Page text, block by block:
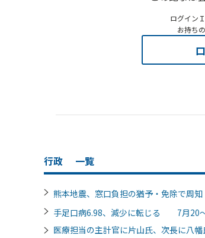
ログイン
お持ち
行政 一覧
熊本地震、窓口負担の猶予・免除で周
手足口病6.98、減少に転じる 7月20
医療担当の主計官に片山氏、次長に